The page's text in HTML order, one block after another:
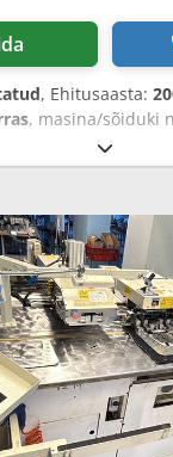
, Ehitusaasta:
, masina/sõiduki
, sisendpinge:
7 latt,